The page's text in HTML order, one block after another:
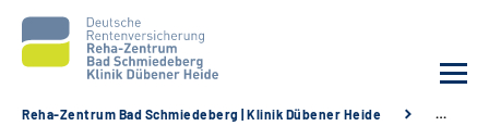
Reha-Zentrum Bad Schmiedeberg | Klinik Dübener Heide …